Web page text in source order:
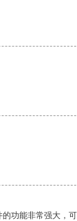
功能非常强大，